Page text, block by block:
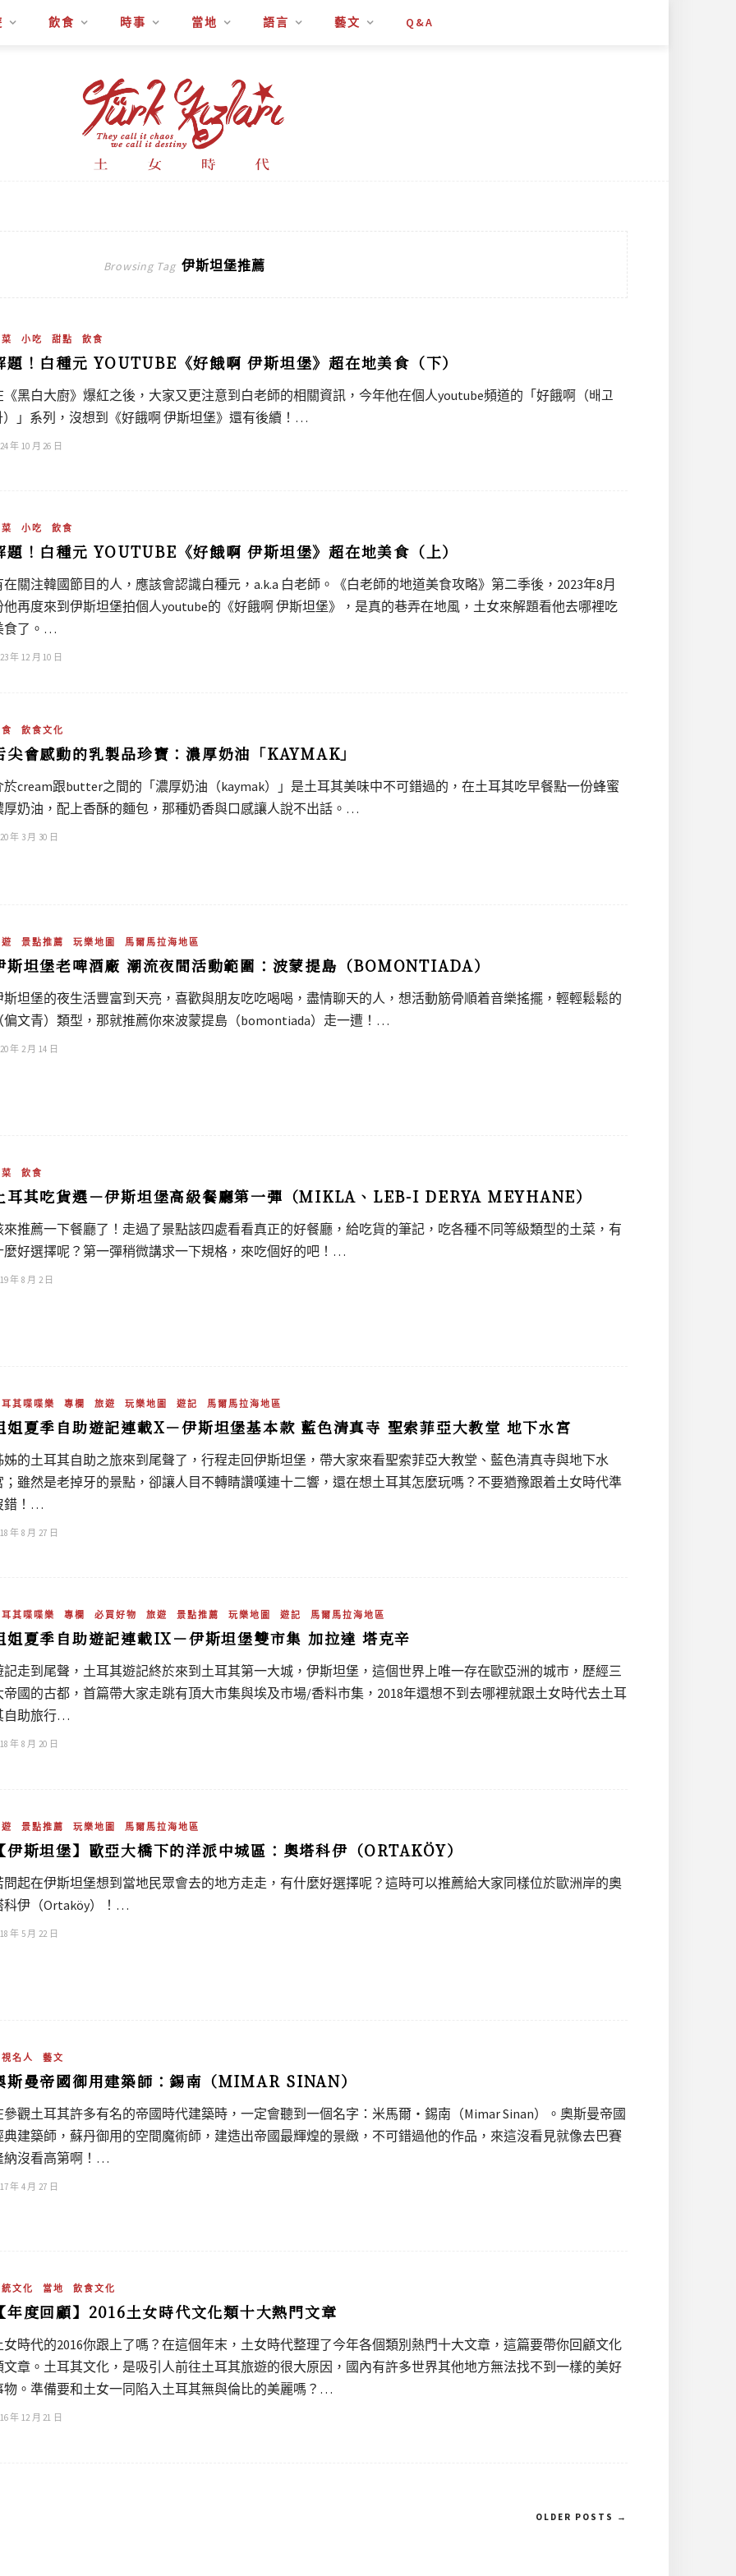
飲食 時事 當地 語言 藝文 Q&A
Browsing Tag 伊斯坦堡推薦
小吃 甜點 飲食
題！白種元 YOUTUBE《好餓啊 伊斯坦堡》超在地美食（下）
《黑白大廚》爆紅之後，大家又更注意到白老師的相關資訊，今年他在個人youtube頻道的「好餓啊（배고
）」系列，沒想到《好餓啊 伊斯坦堡》還有後續！…
年 10 月 26 日
小吃 飲食
題！白種元 YOUTUBE《好餓啊 伊斯坦堡》超在地美食（上）
在關注韓國節目的人，應該會認識白種元，a.k.a 白老師。《白老師的地道美食攻略》第二季後，2023年8月
他再度來到伊斯坦堡拍個人youtube的《好餓啊 伊斯坦堡》，是真的巷弄在地風，土女來解題看他去哪裡吃
食了。…
年 12 月 10 日
飲食文化
尖會感動的乳製品珍寶：濃厚奶油「KAYMAK」
於cream跟butter之間的「濃厚奶油（kaymak）」是土耳其美味中不可錯過的，在土耳其吃早餐點一份蜂蜜
厚奶油，配上香酥的麵包，那種奶香與口感讓人說不出話。…
年 3 月 30 日
景點推薦 玩樂地圖 馬爾馬拉海地區
斯坦堡老啤酒廠 潮流夜間活動範圍：波蒙提島（BOMONTIADA）
斯坦堡的夜生活豐富到天亮，喜歡與朋友吃吃喝喝，盡情聊天的人，想活動筋骨順着音樂搖擺，輕輕鬆鬆的
偏文青）類型，那就推薦你來波蒙提島（bomontiada）走一遭！…
年 2 月 14 日
飲食
耳其吃貨選－伊斯坦堡高級餐廳第一彈（MIKLA、LEB-I DERYA MEYHANE）
來推薦一下餐廳了！走過了景點該四處看看真正的好餐廳，給吃貨的筆記，吃各種不同等級類型的土菜，有
麼好選擇呢？第一彈稍微講求一下規格，來吃個好的吧！…
年 8 月 2 日
其喋喋樂 專欄 旅遊 玩樂地圖 遊記 馬爾馬拉海地區
姐夏季自助遊記連載X－伊斯坦堡基本款 藍色清真寺 聖索菲亞大教堂 地下水宮
姊的土耳其自助之旅來到尾聲了，行程走回伊斯坦堡，帶大家來看聖索菲亞大教堂、藍色清真寺與地下水
；雖然是老掉牙的景點，卻讓人目不轉睛讚嘆連十二響，還在想土耳其怎麼玩嗎？不要猶豫跟着土女時代準
錯！…
年 8 月 27 日
其喋喋樂 專欄 必買好物 旅遊 景點推薦 玩樂地圖 遊記 馬爾馬拉海地區
姐夏季自助遊記連載IX－伊斯坦堡雙市集 加拉達 塔克辛
記走到尾聲，土耳其遊記終於來到土耳其第一大城，伊斯坦堡，這個世界上唯一存在歐亞洲的城市，歷經三
帝國的古都，首篇帶大家走跳有頂大市集與埃及市場/香料市集，2018年還想不到去哪裡就跟土女時代去土耳
自助旅行…
年 8 月 20 日
景點推薦 玩樂地圖 馬爾馬拉海地區
伊斯坦堡】歐亞大橋下的洋派中城區：奧塔科伊（ORTAKÖY）
問起在伊斯坦堡想到當地民眾會去的地方走走，有什麼好選擇呢？這時可以推薦給大家同樣位於歐洲岸的奧
科伊（Ortaköy）！…
年 5 月 22 日
名人 藝文
斯曼帝國御用建築師：錫南（MIMAR SINAN）
參觀土耳其許多有名的帝國時代建築時，一定會聽到一個名字：米馬爾・錫南（Mimar Sinan）。奧斯曼帝國
典建築師，蘇丹御用的空間魔術師，建造出帝國最輝煌的景緻，不可錯過他的作品，來這沒看見就像去巴賽
納沒看高第啊！…
年 4 月 27 日
文化 當地 飲食文化
年度回顧】2016土女時代文化類十大熱門文章
女時代的2016你跟上了嗎？在這個年末，土女時代整理了今年各個類別熱門十大文章，這篇要帶你回顧文化
文章。土耳其文化，是吸引人前往土耳其旅遊的很大原因，國內有許多世界其他地方無法找不到一樣的美好
物。準備要和土女一同陷入土耳其無與倫比的美麗嗎？…
年 12 月 21 日
OLDER POSTS →